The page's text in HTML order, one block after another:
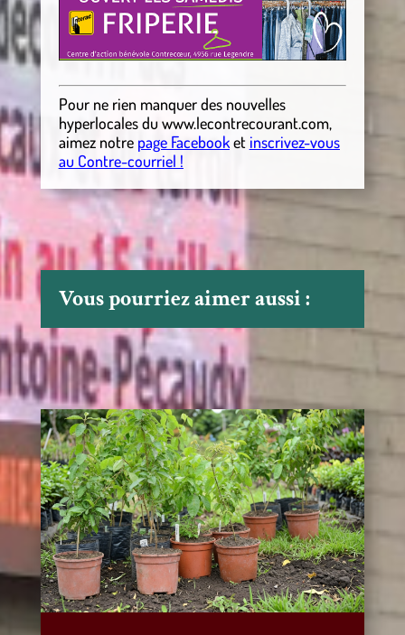
Pour ne rien manquer des nouvelles
hyperlocalesdu www.lecontrecourant.com,
aimez notre page Facebooket inscrivez-vous
au Contre-courriel !
Vous pourriez aimer aussi :